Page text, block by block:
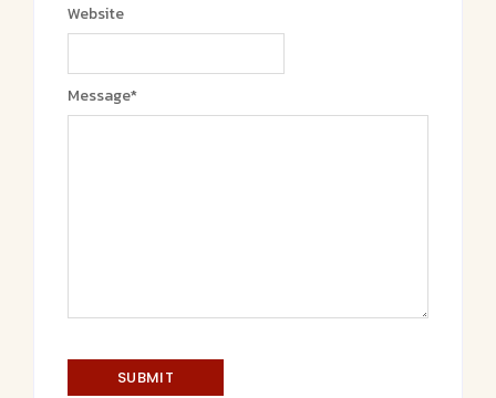
Message*
Website